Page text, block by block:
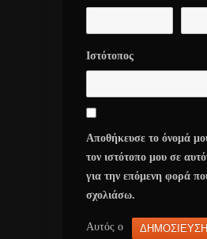
Ιστότοπος
Αποθήκευσε το όνομά
τον ιστότοπο μου σε
για την επόμενη φορά
σχολιάσω.
Αυτός ο